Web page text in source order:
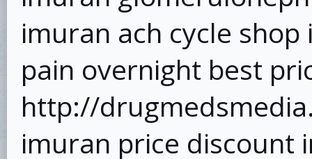
imuran ach cycle
pain overnight best
http://
imuran price discount